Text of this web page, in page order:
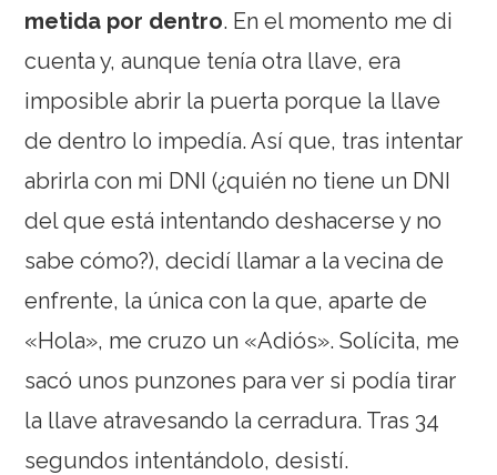
metida por dentro. En el momento me di
cuenta y, aunque tenía otra llave, era
imposible abrir la puerta porque la llave
de dentro lo impedía. Así que, tras intentar
abrirla con mi DNI (¿quién no tiene un DNI
del que está intentando deshacerse y no
sabe cómo?), decidí llamar a la vecina de
enfrente, la única con la que, aparte de
«Hola», me cruzo un «Adiós». Solícita, me
sacó unos punzones para ver si podía tirar
la llave atravesando la cerradura. Tras 34
segundos intentándolo, desistí.